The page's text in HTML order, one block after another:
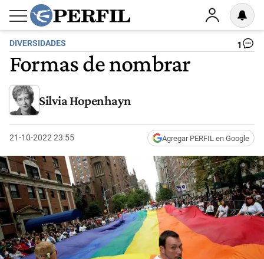
DIVERSIDADES 1
Formas de nombrar
Silvia Hopenhayn
21-10-2022 23:55 Agregar PERFIL en Google